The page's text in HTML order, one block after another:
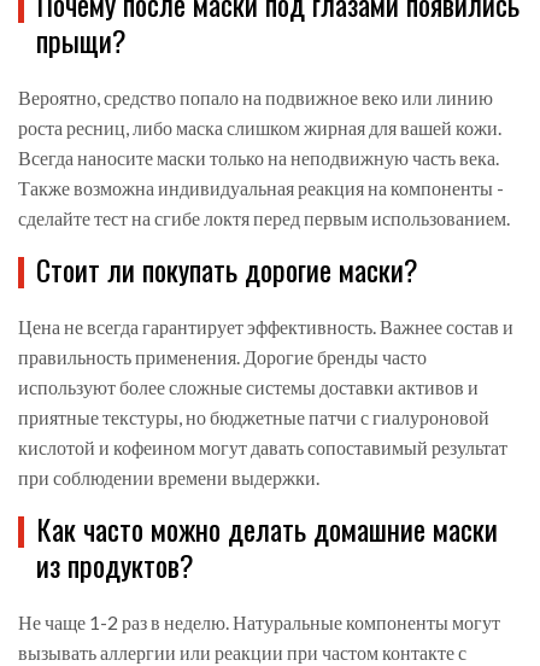
прыщи?
Вероятно, средство попало на подвижное веко или линию
роста ресниц, либо маска слишком жирная для вашей кожи.
Всегда наносите маски только на неподвижную часть века.
Также возможна индивидуальная реакция на компоненты -
сделайте тест на сгибе локтя перед первым использованием.
Стоит ли покупать дорогие маски?
Цена не всегда гарантирует эффективность. Важнее состав и
правильность применения. Дорогие бренды часто
используют более сложные системы доставки активов и
приятные текстуры, но бюджетные патчи с гиалуроновой
кислотой и кофеином могут давать сопоставимый результат
при соблюдении времени выдержки.
Как часто можно делать домашние маски
из продуктов?
Не чаще 1-2 раз в неделю. Натуральные компоненты могут
вызывать аллергии или реакции при частом контакте с